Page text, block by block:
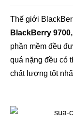
Thế giới
BlackBerry
phần mềm đều
quá nặng đều có
chất lượng tốt